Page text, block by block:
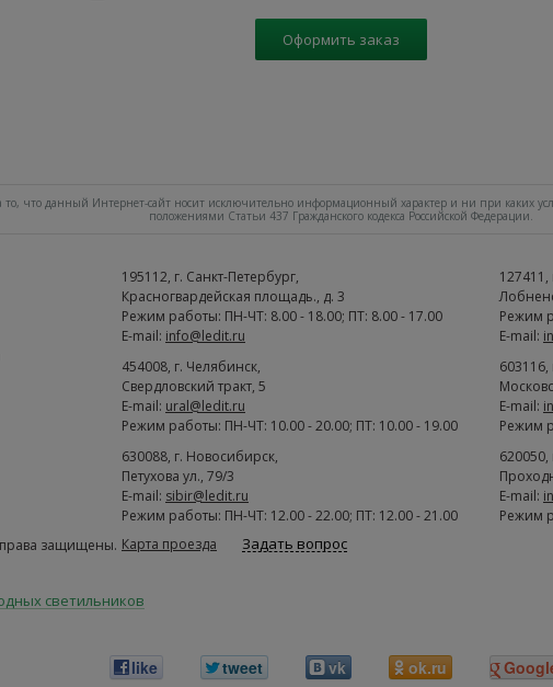
Оформить заказ
что данный Интернет-сайт носит исключительно информационный характер и ни при каких
положениями Статьи 437 Гражданского кодекса Российской Федерации.
195112, г. Cанкт-Петербург,
Красногвардейская площадь., д. 3
Режим работы: ПН-ЧТ: 8.00 - 18.00; ПТ: 8.00 - 17.00
E-mail: info@ledit.ru
127411 ,
Режим
E-mail:
454008, г. Челябинск,
Свердловский тракт, 5
E-mail: ural@ledit.ru
Режим работы: ПН-ЧТ: 10.00 - 20.00; ПТ: 10.00 - 19.00
603116,
E-mail:
Режим
630088, г. Новосибирск,
Петухова ул., 79/3
E-mail: sibir@ledit.ru
Режим работы: ПН-ЧТ: 12.00 - 22.00; ПТ: 12.00 - 21.00
620050,
E-mail:
Режим
Карта проезда
Задать вопрос
защищены.
светильников
like tweet vk ok.ru